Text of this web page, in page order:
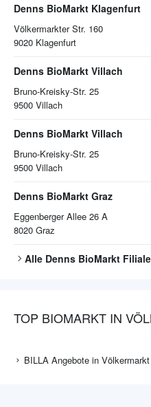
Denns BioMarkt Klagenfurt
Völkermarkter Str. 160
9020 Klagenfurt
Denns BioMarkt Villach
Bruno-Kreisky-Str. 25
9500 Villach
Denns BioMarkt Villach
Bruno-Kreisky-Str. 25
9500 Villach
Denns BioMarkt Graz
Eggenberger Allee 26 A
8020 Graz
Alle Denns BioMarkt
TOP BIOMARKT IN
BILLA Angebote in Völkermarkt